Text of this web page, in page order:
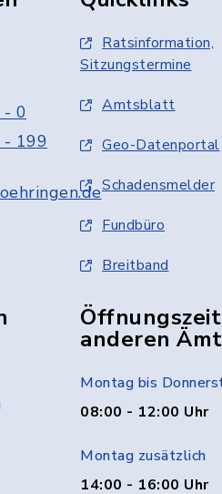
0
199
Ratsinformation,
Sitzungstermine
Amtsblatt
Geo-Datenportal
Schadensmelder
Fundbüro
Breitband
anderen
Montag bis
08:00 - 12:00 Uhr
Montag zusätzlich
14:00 - 16:00 Uhr